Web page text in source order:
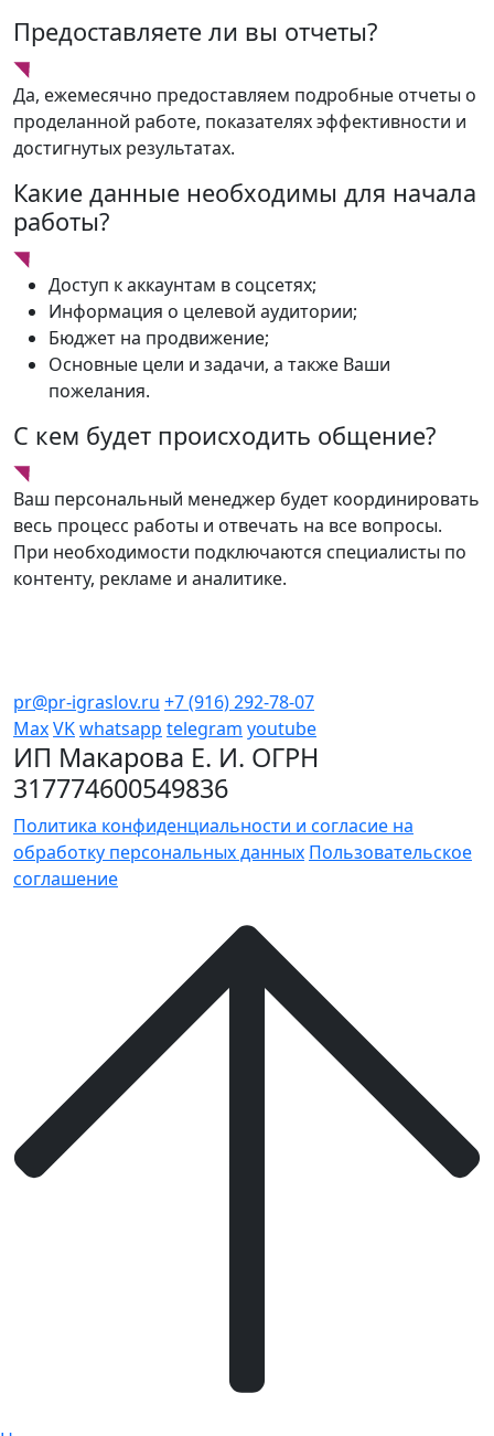
Предоставляете ли вы отчеты?
Да, ежемесячно предоставляем подробные отчеты о
проделанной работе, показателях эффективности и
достигнутых результатах.
Какие данные необходимы для начала
работы?
Доступ к аккаунтам в соцсетях;
Информация о целевой аудитории;
Бюджет на продвижение;
Основные цели и задачи, а также Ваши
пожелания.
С кем будет происходить общение?
Ваш персональный менеджер будет координировать
весь процесс работы и отвечать на все вопросы.
При необходимости подключаются специалисты по
контенту, рекламе и аналитике.
pr@pr-igraslov.ru +7 (916) 292-78-07
MaxVKwhatsapp telegram youtube
ИП Макарова Е. И. ОГРН
317774600549836
Политика конфиденциальности и согласие на
обработку персональных данных Пользовательское
соглашение